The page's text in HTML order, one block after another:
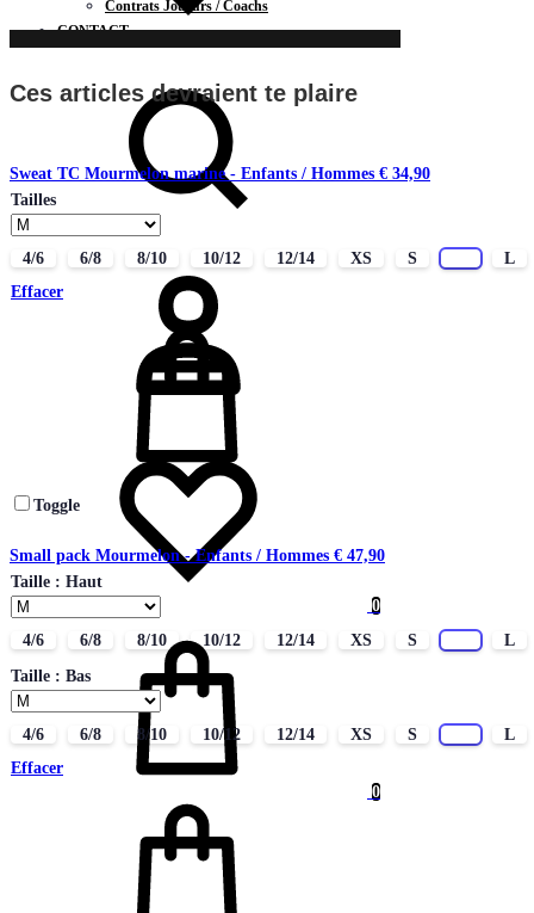
Contrats Joueurs / Coachs
CONTACT
Connectez-
0
Panier
0
Ces articles devraient te plaire
Sweat TC Mourmelon marine - Enfants / Hommes € 34,90
Tailles
4/6 6/8 8/10 10/12 12/14 XS S
L
Effacer
Toggle
Small pack Mourmelon - Enfants / Hommes € 47,90
Taille : Haut
4/6 6/8 8/10 10/12 12/14 XS S
L
Taille : Bas
4/6 6/8 8/10 10/12 12/14 XS S
L
Effacer